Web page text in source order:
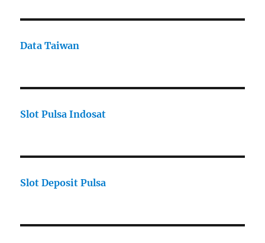
Data Taiwan
Slot Pulsa Indosat
Slot Deposit Pulsa